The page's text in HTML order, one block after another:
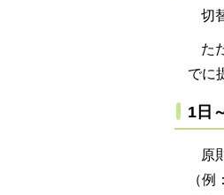
切
た
でに
1日
原
（